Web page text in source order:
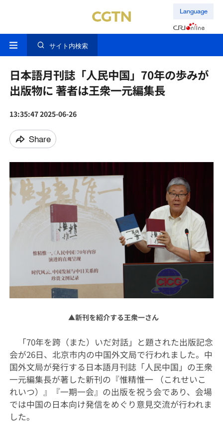
Language
サイト内検索
日本語月刊誌「人民中国」70年の歩みが
出版物に 著者は王衆一元編集長
13:35:47 2025-06-26
Share
▲新刊を紹介する王衆一さん
「70年を跨（また）いだ対話」と題された出版記念
会が26日、北京市内の中国外文局で行われました。中
国外文局が発行する日本語月刊誌「人民中国」の王衆
一元編集長が著した新刊の『惟精惟一 （これせいこ
れいつ）』『一期一会』の出版を祝う会であり、会場
では中国の日本向け発信をめぐり意見交流が行われま
した。